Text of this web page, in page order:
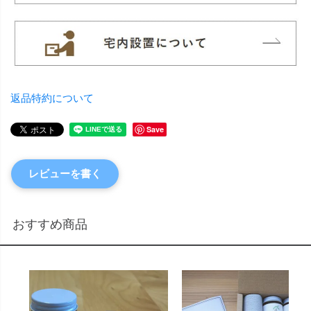
返品特約について
Save
レビューを書く
おすすめ商品